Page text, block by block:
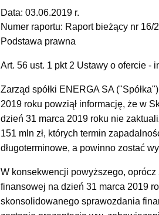
Data: 03.06.2019 r.
Numer raportu: Raport bieżący nr 16/
Podstawa prawna
Art. 56 ust. 1 pkt 2 Ustawy o ofercie -
Zarząd spółki ENERGA SA
2019 roku powziął informację, że w
dzień 31 marca 2019 roku nie
151 mln zł, których termin
długoterminowe, a powinno zostać
W konsekwencji powyższego,
finansowej na dzień 31 marca 2019
skonsolidowanego sprawozdania